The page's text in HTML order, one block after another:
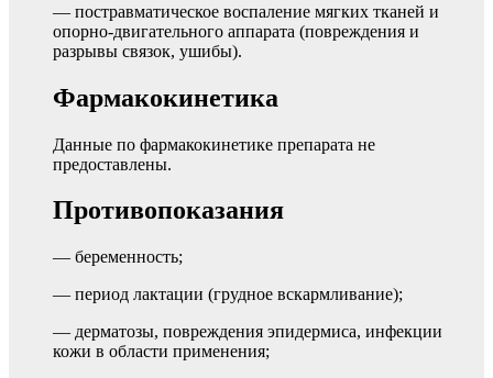
— постравматическое воспаление мягких тканей и
опорно-двигательного аппарата (повреждения и
разрывы связок, ушибы).
Фармакокинетика
Данные по фармакокинетике препарата не
предоставлены.
Противопоказания
— беременность;
— период лактации (грудное вскармливание);
— дерматозы, повреждения эпидермиса, инфекции
кожи в области применения;